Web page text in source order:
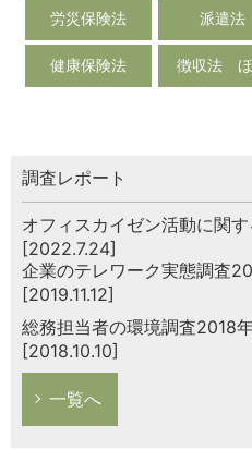
労災保険法 派遣法
健康保険法 徴収法
調査レポート
オフィスカイゼン活動に関
[2022.7.24]
企業のテレワーク実態調査
[2019.11.12]
総務担当者の環境調査2018
[2018.10.10]
一覧へ